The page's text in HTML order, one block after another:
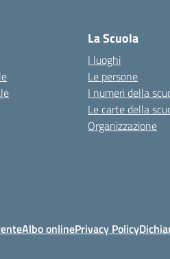
La Scuola
I luoghi
Le persone
I numeri della
Le carte della
Organizzazione
Albo onlinePrivacy Policy